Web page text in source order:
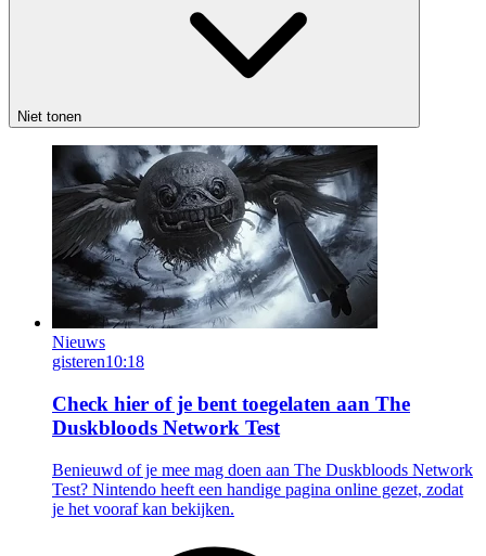
Niet tonen
Nieuws
gisteren10:18
Check hier of je bent toegelaten aan The
Duskbloods Network Test
Benieuwd of je mee mag doen aan The Duskbloods Network
Test? Nintendo heeft een handige pagina online gezet, zodat
je het vooraf kan bekijken.